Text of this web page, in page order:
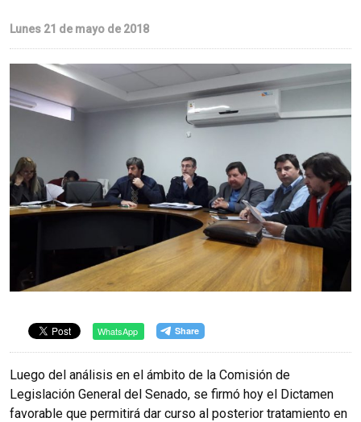
Lunes 21 de mayo de 2018
WhatsApp
Luego del análisis en el ámbito de la Comisión de
Legislación General del Senado, se firmó hoy el Dictamen
favorable que permitirá dar curso al posterior tratamiento en